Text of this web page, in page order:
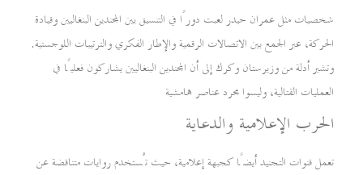
شخصيات مثل عمران حيدر لعبت دورًا في التنسيق بين المجندين البنغاليين وقيادة
الحركة، عبر الجمع بين الاتصالات الرقمية والإطار الفكري والترتيبات اللوجستية.
وتشير أدلة من وزيرستان وكرك إلى أن المجندين البنغاليين يشاركون فعليًا في
العمليات القتالية، وليسوا مجرد عناصر هامشية
الحرب الإعلامية والدعاية
تعمل قنوات التجنيد أيضًا كجبهة إعلامية، حيث تُستخدم روايات متناقضة عن